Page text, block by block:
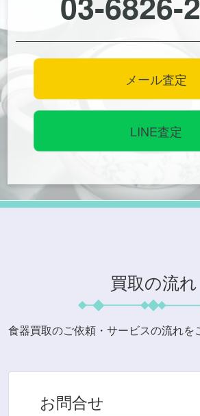
メール査定
LINE査定
買取の流れ
食器買取のご依頼・サービスの流れを
お問合せ